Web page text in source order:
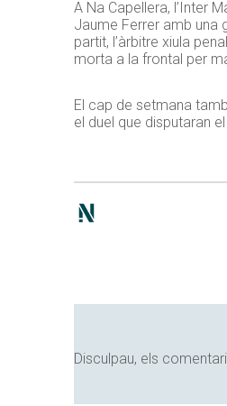
A Na Capellera, l’Inter
Jaume Ferrer amb una
partit, l’àrbitre xiula
morta a la frontal per
El cap de setmana
el duel que disputaran
Disculpau, els